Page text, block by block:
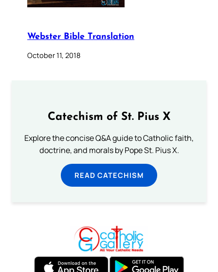
Webster Bible Translation
October 11, 2018
Catechism of St. Pius X
Explore the concise Q&A guide to Catholic faith,
doctrine, and morals by Pope St. Pius X.
READ CATECHISM